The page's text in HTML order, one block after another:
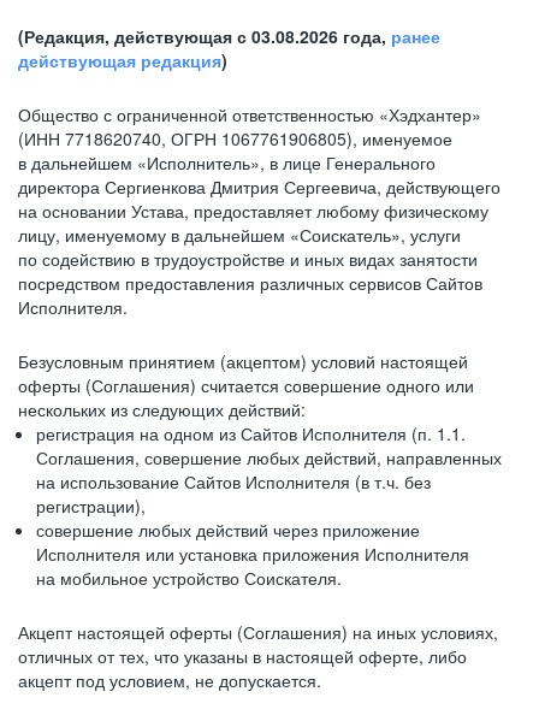
(Редакция, действующая с 03.08.2026 года, ранее
действующая редакция)
Общество с ограниченной ответственностью «Хэдхантер»
(ИНН 7718620740, ОГРН 1067761906805), именуемое
в дальнейшем «Исполнитель», в лице Генерального
директора Сергиенкова Дмитрия Сергеевича, действующего
на основании Устава, предоставляет любому физическому
лицу, именуемому в дальнейшем «Соискатель», услуги
по содействию в трудоустройстве и иных видах занятости
посредством предоставления различных сервисов Сайтов
Исполнителя.
Безусловным принятием (акцептом) условий настоящей
оферты (Соглашения) считается совершение одного или
нескольких из следующих действий:
регистрация на одном из Сайтов Исполнителя (п. 1.1.
Соглашения, совершение любых действий, направленных
на использование Сайтов Исполнителя (в т.ч. без
регистрации),
совершение любых действий через приложение
Исполнителя или установка приложения Исполнителя
на мобильное устройство Соискателя.
Акцепт настоящей оферты (Соглашения) на иных условиях,
отличных от тех, что указаны в настоящей оферте, либо
акцепт под условием, не допускается.